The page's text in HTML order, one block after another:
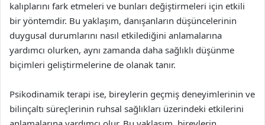
kalıplarını fark etmeleri ve bunları değiştirmeleri için etkili
bir yöntemdir. Bu yaklaşım, danışanların düşüncelerinin
duygusal durumlarını nasıl etkilediğini anlamalarına
yardımcı olurken, aynı zamanda daha sağlıklı düşünme
biçimleri geliştirmelerine de olanak tanır.
Psikodinamik terapi ise, bireylerin geçmiş deneyimlerinin ve
bilinçaltı süreçlerinin ruhsal sağlıkları üzerindeki etkilerini